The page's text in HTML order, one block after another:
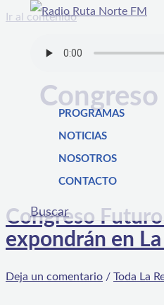
Ir al contenido
PROGRAMAS
NOTICIAS
NOSOTROS
CONTACTO
Buscar
Congreso
expondrán en
Deja un comentario / Toda La